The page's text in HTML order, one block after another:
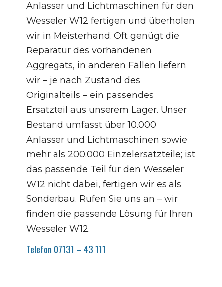
Anlasser und Lichtmaschinen für den
Wesseler W12 fertigen und überholen
wir in Meisterhand. Oft genügt die
Reparatur des vorhandenen
Aggregats, in anderen Fällen liefern
wir – je nach Zustand des
Originalteils – ein passendes
Ersatzteil aus unserem Lager. Unser
Bestand umfasst über 10.000
Anlasser und Lichtmaschinen sowie
mehr als 200.000 Einzelersatzteile; ist
das passende Teil für den Wesseler
W12 nicht dabei, fertigen wir es als
Sonderbau. Rufen Sie uns an – wir
finden die passende Lösung für Ihren
Wesseler W12.
Telefon 07131 – 43 111